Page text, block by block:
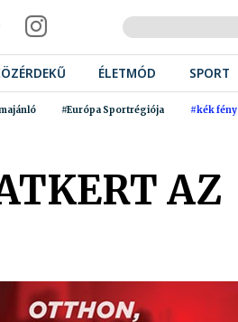
ÉLETMÓD SPORT
#Európa Sportrégiója #kék fény
AZ